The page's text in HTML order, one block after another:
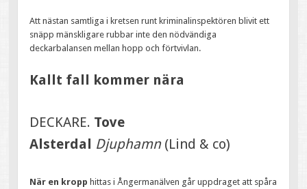
Att nästan samtliga i kretsen runt kriminalinspektören blivit ett
snäpp mänskligare rubbar inte den nödvändiga
deckarbalansen mellan hopp och förtvivlan.
Kallt fall kommer nära
DECKARE. Tove
Alsterdal Djuphamn (Lind & co)
När en kropp hittas i Ångermanälven går uppdraget att spåra